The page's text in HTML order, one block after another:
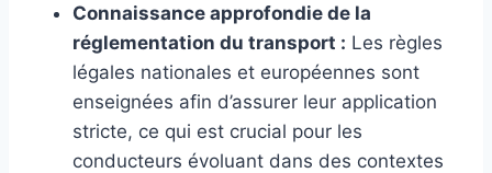
Connaissance approfondie de la
réglementation du transport : Les règles
légales nationales et européennes sont
enseignées afin d’assurer leur application
stricte, ce qui est crucial pour les
conducteurs évoluant dans des contextes